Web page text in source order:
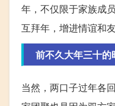
年，不仅限于家族成
互拜年，增进情谊和友
前不久大年三十
当然，两口子过年各